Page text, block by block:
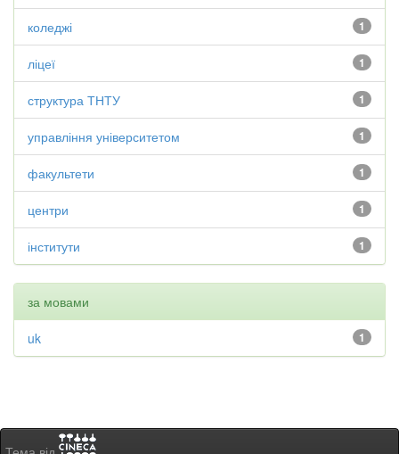
1
коледжі
1
ліцеї
1
структура ТНТУ
1
управління університетом
1
факультети
1
центри
1
інститути
за мовами
1
uk